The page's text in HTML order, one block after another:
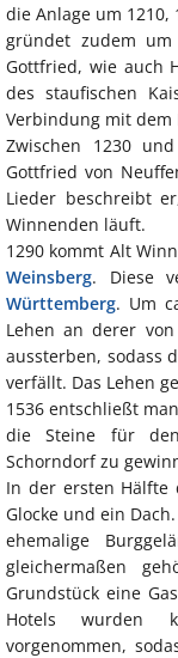
die Anlage um 1210,
gründet zudem
Gottfried, wie auch
des staufischen
Verbindung mit dem
Zwischen 1230
Gottfried von
Lieder beschreibt
Winnenden läuft.
1290 kommt Alt
Weinsberg. Diese
Württemberg. Um
Lehen an derer
aussterben, sodass
verfällt. Das Lehen
1536 entschließt
die Steine für
Schorndorf zu
In der ersten Hälfte
Glocke und ein
ehemalige
gleichermaßen
Grundstück eine
Hotels wurden
vorgenommen,